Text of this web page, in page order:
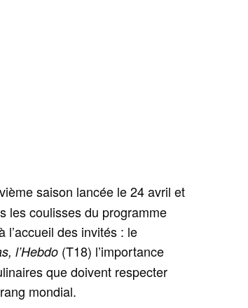
saison lancée le 24 avril et
les coulisses du programme
des invités : le
l’Hebdo (T18) l’importance
que doivent respecter
mondial.